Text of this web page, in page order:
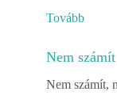
Tovább
Nem számít
Nem számít,